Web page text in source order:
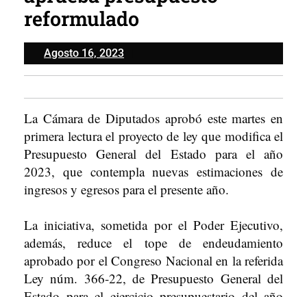
reformulado
Agosto 16, 2023Agosto
16,
La Cámara de Diputados aprobó este martes en
primera lectura el proyecto de ley que modifica el
Presupuesto General del Estado para el año
2023, que contempla nuevas estimaciones de
ingresos y egresos para el presente año.
La iniciativa, sometida por el Poder Ejecutivo,
además, reduce el tope de endeudamiento
aprobado por el Congreso Nacional en la referida
Ley núm. 366-22, de Presupuesto General del